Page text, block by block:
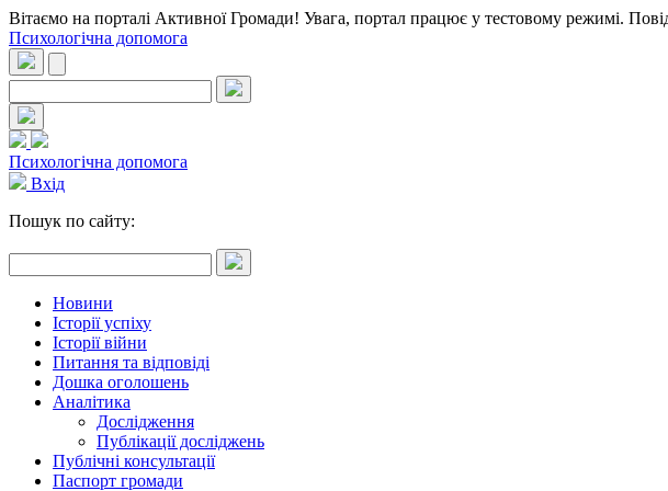
Вітаємо на порталі Активної Громади! Увага, портал працює у тестовому режимі.
Психологічна допомога
Психологічна допомога
Вхід
Пошук по сайту:
Новини
Історії успіху
Історії війни
Питання та відповіді
Дошка оголошень
Аналітика
Дослідження
Публікації досліджень
Публічні консультації
Паспорт громади